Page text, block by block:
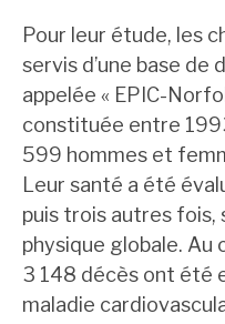
Pour leur étude, les
servis d’une base de
appelée « EPIC-
constituée entre
599 hommes et
Leur santé a été
puis trois autres fois,
physique globale. Au
3 148 décès ont été
maladie